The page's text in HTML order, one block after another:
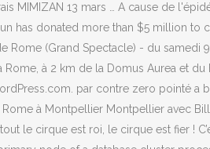
MIMIZAN 13 mars … A cause de
has donated more than $5 million to
(Grand Spectacle) - du samedi
à 2 km de la Domus Aurea et
par contre zero pointé a
à Montpellier Montpellier avec
le cirque est roi, le cirque est fier !